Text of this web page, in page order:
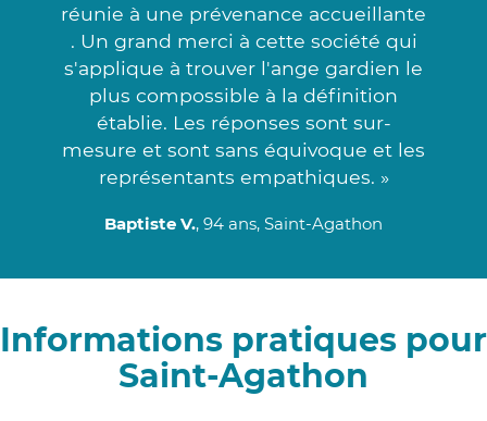
réunie à une prévenance accueillante
. Un grand merci à cette société qui
s'applique à trouver l'ange gardien le
plus compossible à la définition
établie. Les réponses sont sur-
mesure et sont sans équivoque et les
représentants empathiques. »
Baptiste V., 94 ans, Saint-Agathon
Informations pratiques pour
Saint-Agathon